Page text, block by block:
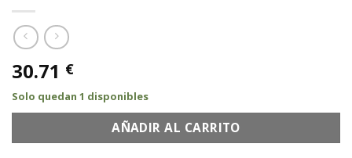
30.71 €
Solo quedan 1 disponibles
AÑADIR AL CARRITO